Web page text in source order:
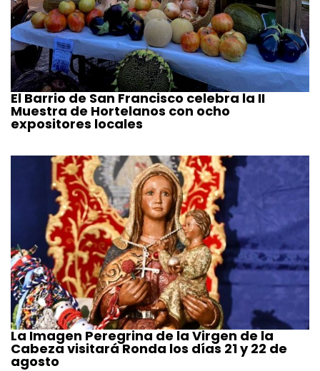
El Barrio de San Francisco celebra la II
Muestra de Hortelanos con ocho
expositores locales
La Imagen Peregrina de la Virgen de la
Cabeza visitará Ronda los días 21 y 22 de
agosto